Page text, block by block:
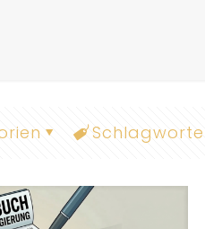
Schlagworte